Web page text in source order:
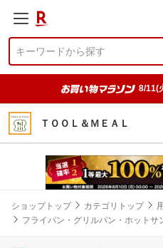
8/11(
ＴＯＯＬ＆ＭＥＡＬ
ショップトップ カテゴリトップ
フライパン・グリルパン・ホットサ